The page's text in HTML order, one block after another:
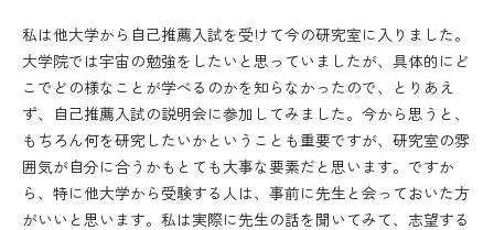
私は他大学から自己推薦入試を受けて今の研究室に入りました。
大学院では宇宙の勉強をしたいと思っていましたが、具体的にど
こでどの様なことが学べるのかを知らなかったので、とりあえ
ず、自己推薦入試の説明会に参加してみました。今から思うと、
もちろん何を研究したいかということも重要ですが、研究室の雰
囲気が自分に合うかもとても大事な要素だと思います。ですか
ら、特に他大学から受験する人は、事前に先生と会っておいた方
がいいと思います。私は実際に先生の話を聞いてみて、志望する